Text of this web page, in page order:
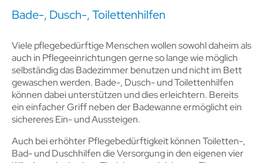
Bade-, Dusch-, Toilettenhilfen
Viele pflegebedürftige Menschen wollen sowohl daheim als
auch in Pflegeeinrichtungen gerne so lange wie möglich
selbständig das Badezimmer benutzen und nicht im Bett
gewaschen werden. Bade-, Dusch- und Toilettenhilfen
können dabei unterstützen und dies erleichtern. Bereits
ein einfacher Griff neben der Badewanne ermöglicht ein
sichereres Ein- und Aussteigen.
Auch bei erhöhter Pflegebedürftigkeit können Toiletten-,
Bad- und Duschhilfen die Versorgung in den eigenen vier